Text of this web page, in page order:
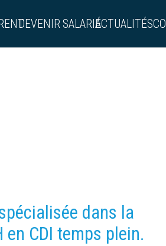
DEVENIR SALARIÉACTUALITÉS
dans la
CDI temps plein.